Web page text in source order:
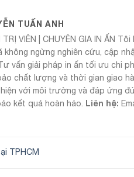
TUẤN ANH
TRỊ VIÊN | CHUYÊN GIA IN ẤN
không ngừng nghiên cứu, cập
vấn giải pháp in ấn tối ưu chi
chất lượng và thời gian giao
với môi trường và đáp ứng
kết quả hoàn hảo. Liên hệ:
TPHCM